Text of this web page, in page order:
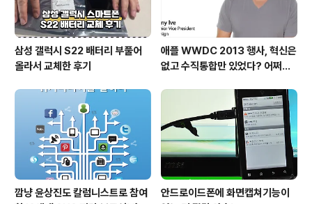
삼성 갤럭시 S22 배터리 부풀어
올라서 교체한 후기
애플 WWDC 2013 행사, 혁신은
없고 수직통합만 있었다? 어쩌면
깜냥 윤상진도 칼럼니스트로 참여
안드로이드폰에 화면캡쳐기능이